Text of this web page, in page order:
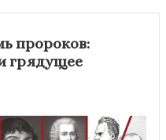
пророков:
грядущее